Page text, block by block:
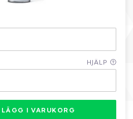
HJÄLP
LÄGG I VARUKORG